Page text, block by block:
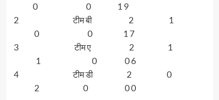
0 0 1 9
2 टीम बी 2 1
0 0 1 7
3 टीम ए 2 1
1 0 0 6
4 टीम डी 2 0
2 0 0 0